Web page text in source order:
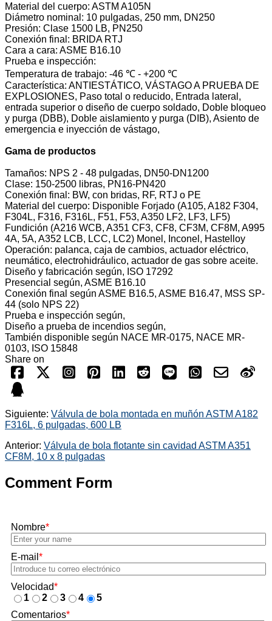
Material del cuerpo: ASTM A105N
Diámetro nominal: 10 pulgadas, 250 mm, DN250
Presión: Clase 1500 LB, PN250
Conexión final: BRIDA RTJ
Cara a cara: ASME B16.10
Prueba e inspección:
Temperatura de trabajo: -46 ℃ - +200 ℃
Característica: ANTIESTÁTICO, VÁSTAGO A PRUEBA DE
EXPLOSIONES, Paso total o reducido, Entrada lateral,
entrada superior o diseño de cuerpo soldado, Doble bloqueo
y purga (DBB), Doble aislamiento y purga (DIB), Asiento de
emergencia e inyección de vástago,
Gama de productos
Tamaños: NPS 2 - 48 pulgadas, DN50-DN1200
Clase: 150-2500 libras, PN16-PN420
Conexión final: BW, con bridas, RF, RTJ o PE
Material del cuerpo: Disponible Forjado (A105, A182 F304,
F304L, F316, F316L, F51, F53, A350 LF2, LF3, LF5)
Fundición (A216 WCB, A351 CF3, CF8, CF3M, CF8M, A995
4A, 5A, A352 LCB, LCC, LC2) Monel, Inconel, Hastelloy
Operación: palanca, caja de cambios, actuador eléctrico,
neumático, electrohidráulico, actuador de gas sobre aceite.
Diseño y fabricación según, ISO 17292
Presencial según, ASME B16.10
Conexión final según ASME B16.5, ASME B16.47, MSS SP-
44 (solo NPS 22)
Prueba e inspección según,
Diseño a prueba de incendios según,
También disponible según NACE MR-0175, NACE MR-
0103, ISO 15848
Share on
Siguiente: Válvula de bola montada en muñón ASTM A182
F316L, 6 pulgadas, 600 LB
Anterior: Válvula de bola flotante sin cavidad ASTM A351
CF8M, 10 x 8 pulgadas
Comment Form
Nombre*
E-mail *
Velocidad*
1
2 3 4
5
Comentarios*